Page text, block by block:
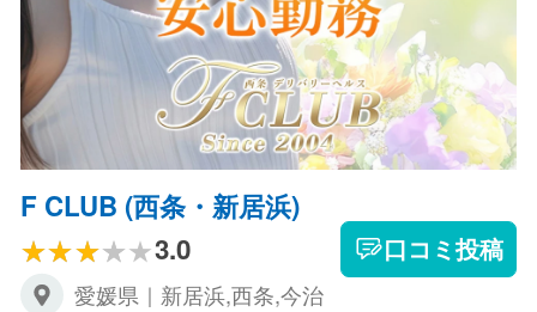
F CLUB (西条・新居浜)
3.0
口コミ投稿
愛媛県｜新居浜,西条,今治